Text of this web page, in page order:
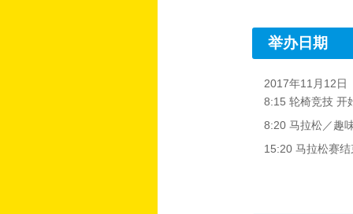
举办日期
2017年11月12
8:15 轮椅竞技 开
8:20 马拉松／趣
15:20 马拉松赛结